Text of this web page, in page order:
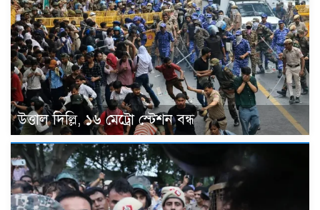
উত্তাল দিল্লি, ১৬ মেট্রো স্টেশন বন্ধ